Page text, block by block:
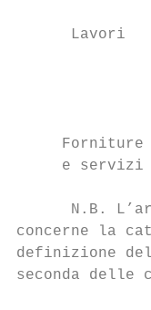
Lavori
Forniture
e servizi
N.B.
concerne la
definizione
seconda delle